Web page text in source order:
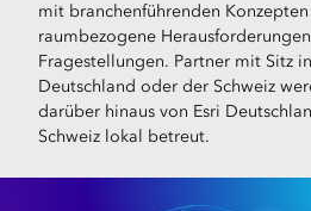
mit branchenführenden
raumbezogene
Fragestellungen. Partner mit Sitz in
Deutschland oder der Schweiz
darüber hinaus von Esri
Schweiz lokal betreut.